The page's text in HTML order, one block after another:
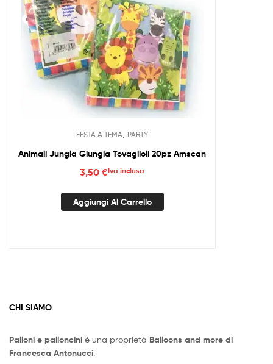
FESTA A TEMA PARTY
Animali Jungla Giungla Tovaglioli 20pz Amscan
3,50 €Iva inclusa
Aggiungi Al Carrello
CHI SIAMO
Palloni e palloncini è una proprietà Balloons and more di
Francesca Antonucci.